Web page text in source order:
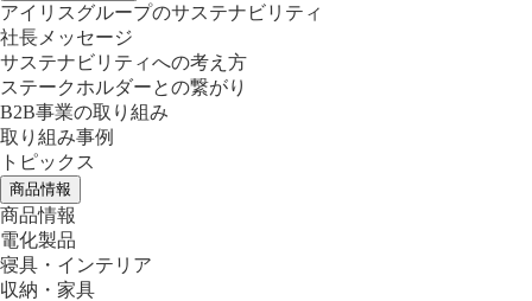
アイリスグループのサステナビリティ
社長メッセージ
サステナビリティへの考え方
ステークホルダーとの繋がり
B2B事業の取り組み
取り組み事例
トピックス
商品情報
商品情報
電化製品
寝具・インテリア
収納・家具